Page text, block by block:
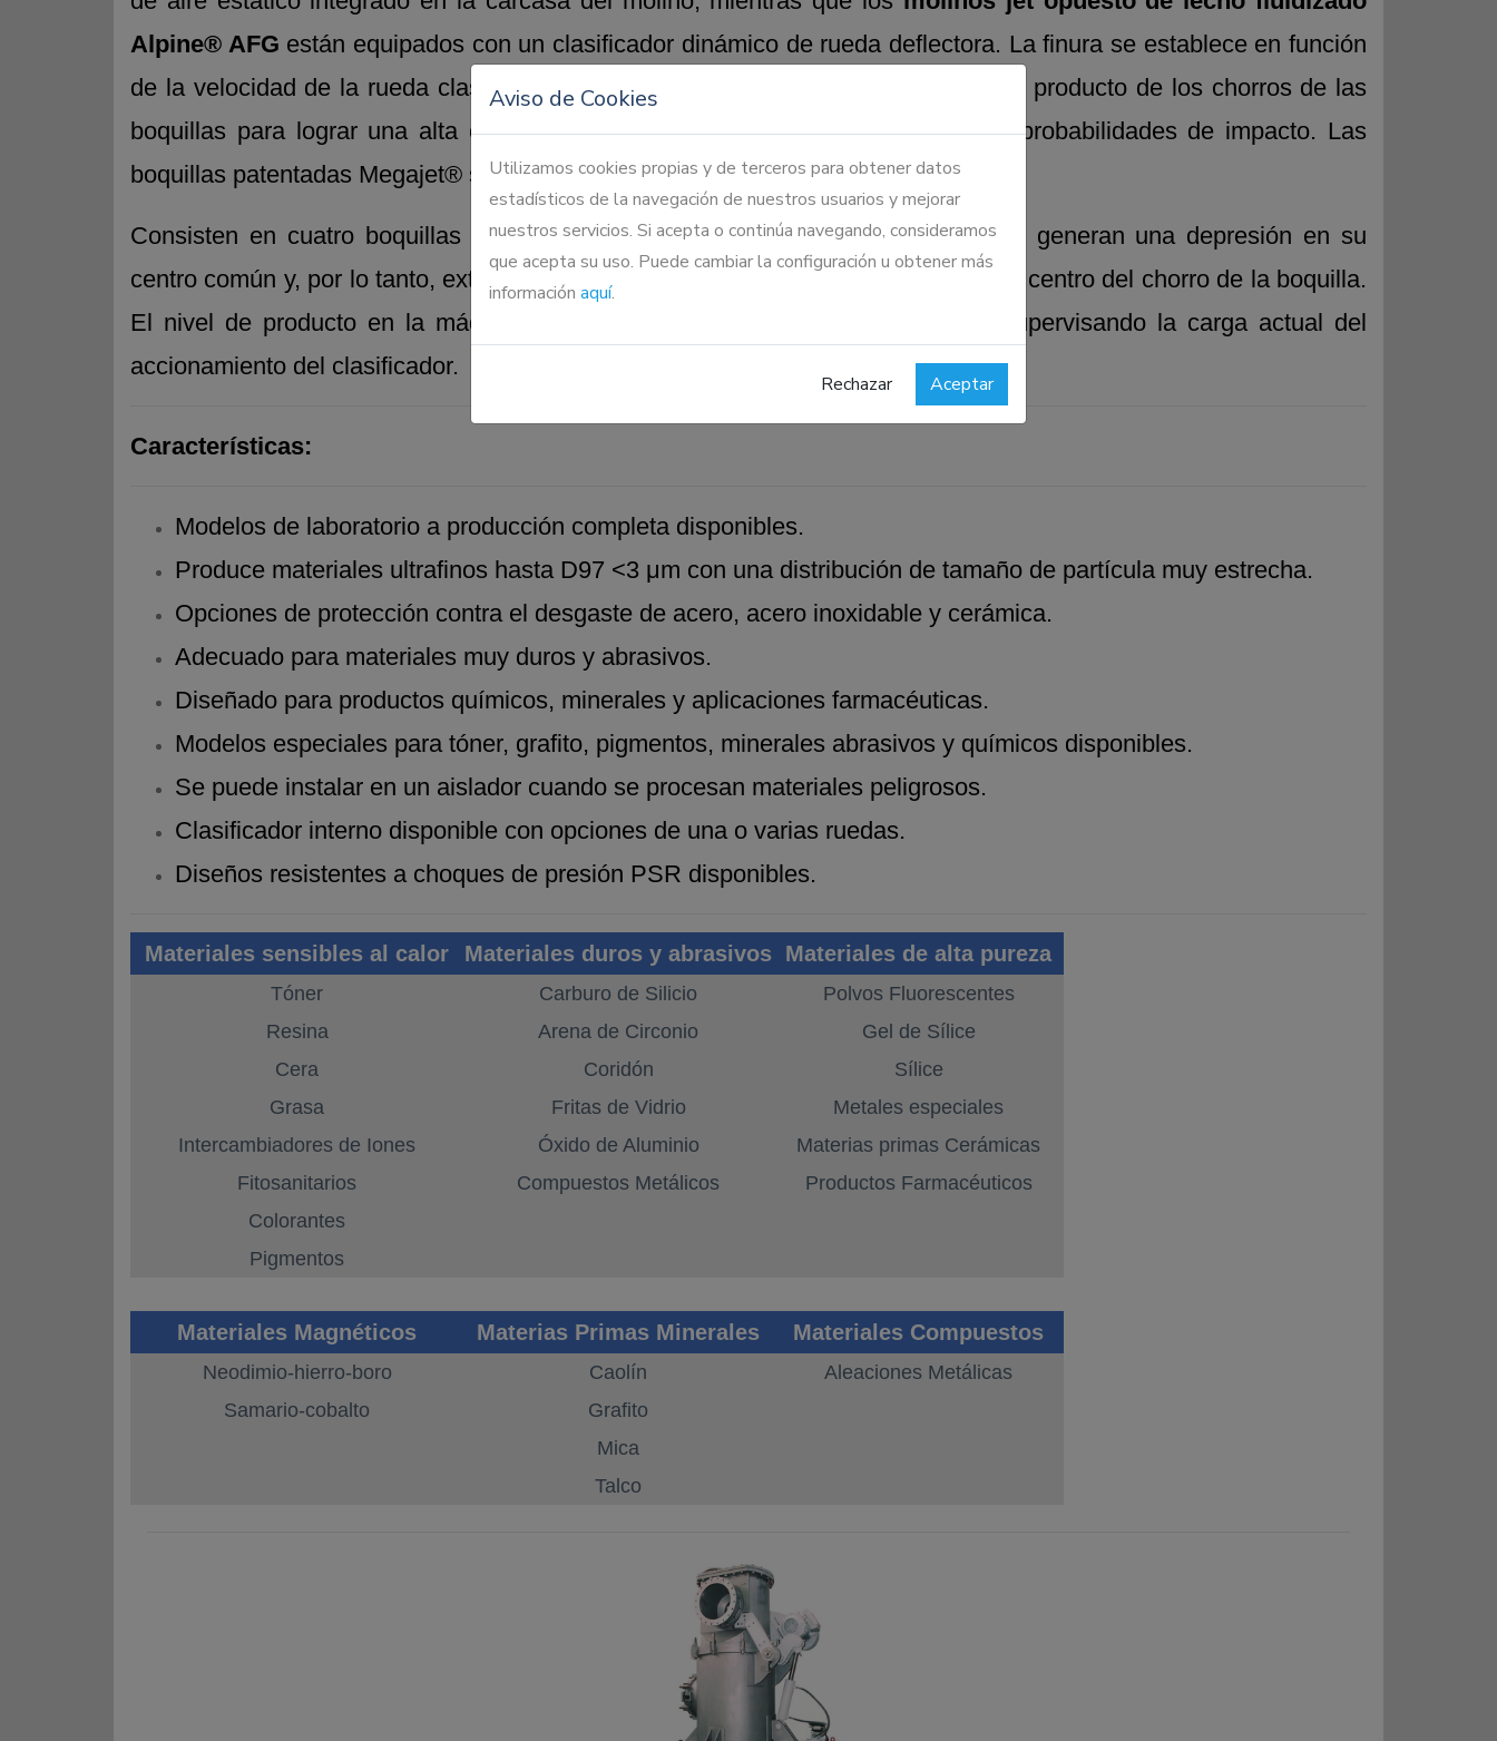
Aviso de Cookies
Utilizamos cookies propias y de terceros para obtener datos
estadísticos de la navegación de nuestros usuarios y mejorar
nuestros servicios. Si acepta o continúa navegando, consideramos
que acepta su uso. Puede cambiar la configuración u obtener más
información aquí.
Rechazar Aceptar
Alpine® AFG están equipados con un clasificador dinámico de rueda deflectora. La finura se establece en función
de la velocidad de la rueda clasificadora. Lo más importante es una alta carga de producto de los chorros de las
boquillas para lograr una alta concentración de partículas y, por lo tanto, altas probabilidades de impacto. Las
boquillas patentadas Megajet® se desarrollaron teniendo esto en cuenta.
Consisten en cuatro boquillas pequeñas que, como resultado de su proximidad, generan una depresión en su
centro común y, por lo tanto, extraen partículas del lecho fluidizado directamente al centro del chorro de la boquilla.
El nivel de producto en la máquina se controla mediante células de carga o supervisando la carga actual del
accionamiento del clasificador.
Características:
Modelos de laboratorio a producción completa disponibles.
Produce materiales ultrafinos hasta D97 <3 μm con una distribución de tamaño de partícula muy estrecha.
Opciones de protección contra el desgaste de acero, acero inoxidable y cerámica.
Adecuado para materiales muy duros y abrasivos.
Diseñado para productos químicos, minerales y aplicaciones farmacéuticas.
Modelos especiales para tóner, grafito, pigmentos, minerales abrasivos y químicos disponibles.
Se puede instalar en un aislador cuando se procesan materiales peligrosos.
Clasificador interno disponible con opciones de una o varias ruedas.
Diseños resistentes a choques de presión PSR disponibles.
Materiales sensibles al calor Materiales duros y abrasivos Materiales de alta pureza
Tóner Carburo de Silicio
Polvos Fluorescentes
Resina
Arena de Circonio
Gel de Sílice
Cera
Coridón
Sílice
Grasa
Fritas de Vidrio
Metales especiales
Intercambiadores de Iones
Óxido de Aluminio
Materias primas Cerámicas
Fitosanitarios
Compuestos Metálicos
Productos Farmacéuticos
Colorantes
Pigmentos
Materiales Magnéticos Materias Primas Minerales Materiales Compuestos
Neodimio-hierro-boro Caolín
Aleaciones Metálicas
Samario-cobalto
Grafito
Mica
Talco